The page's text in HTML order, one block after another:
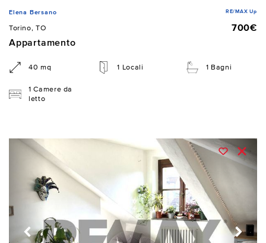
Elena Bersano RE/MAX Up
Torino, TO
700€
Appartamento
40 mq 1 Locali 1 Bagni
1 Camere da
letto